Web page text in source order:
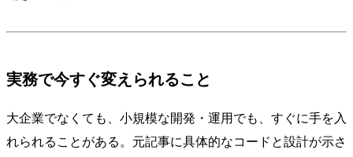
実務で今すぐ変えられること
大企業でなくても、小規模な開発・運用でも、すぐに手を入
れられることがある。元記事に具体的なコードと設計が示さ